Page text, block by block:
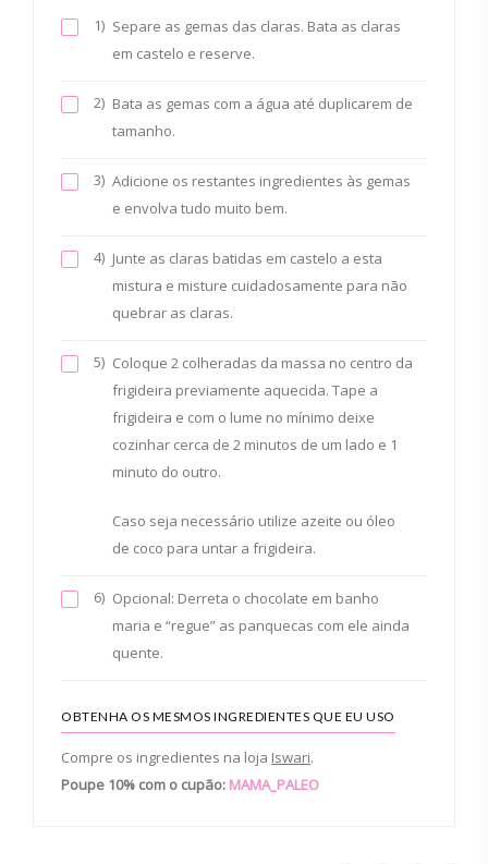
1) Separe as gemas das claras. Bata as claras
em castelo e reserve.
2) Bata as gemas com a água até duplicarem de
tamanho.
3) Adicione os restantes ingredientes às gemas
e envolva tudo muito bem.
4) Junte as claras batidas em castelo a esta
mistura e misture cuidadosamente para não
quebrar as claras.
5) Coloque 2 colheradas da massa no centro da
frigideira previamente aquecida. Tape a
frigideira e com o lume no mínimo deixe
cozinhar cerca de 2 minutos de um lado e 1
minuto do outro.
Caso seja necessário utilize azeite ou óleo
de coco para untar a frigideira.
6) Opcional: Derreta o chocolate em banho
maria e “regue” as panquecas com ele ainda
quente.
OBTENHA OS MESMOS INGREDIENTES QUE EU USO
Compre os ingredientes na loja Iswari.
Poupe 10% com o cupão: MAMA_PALEO